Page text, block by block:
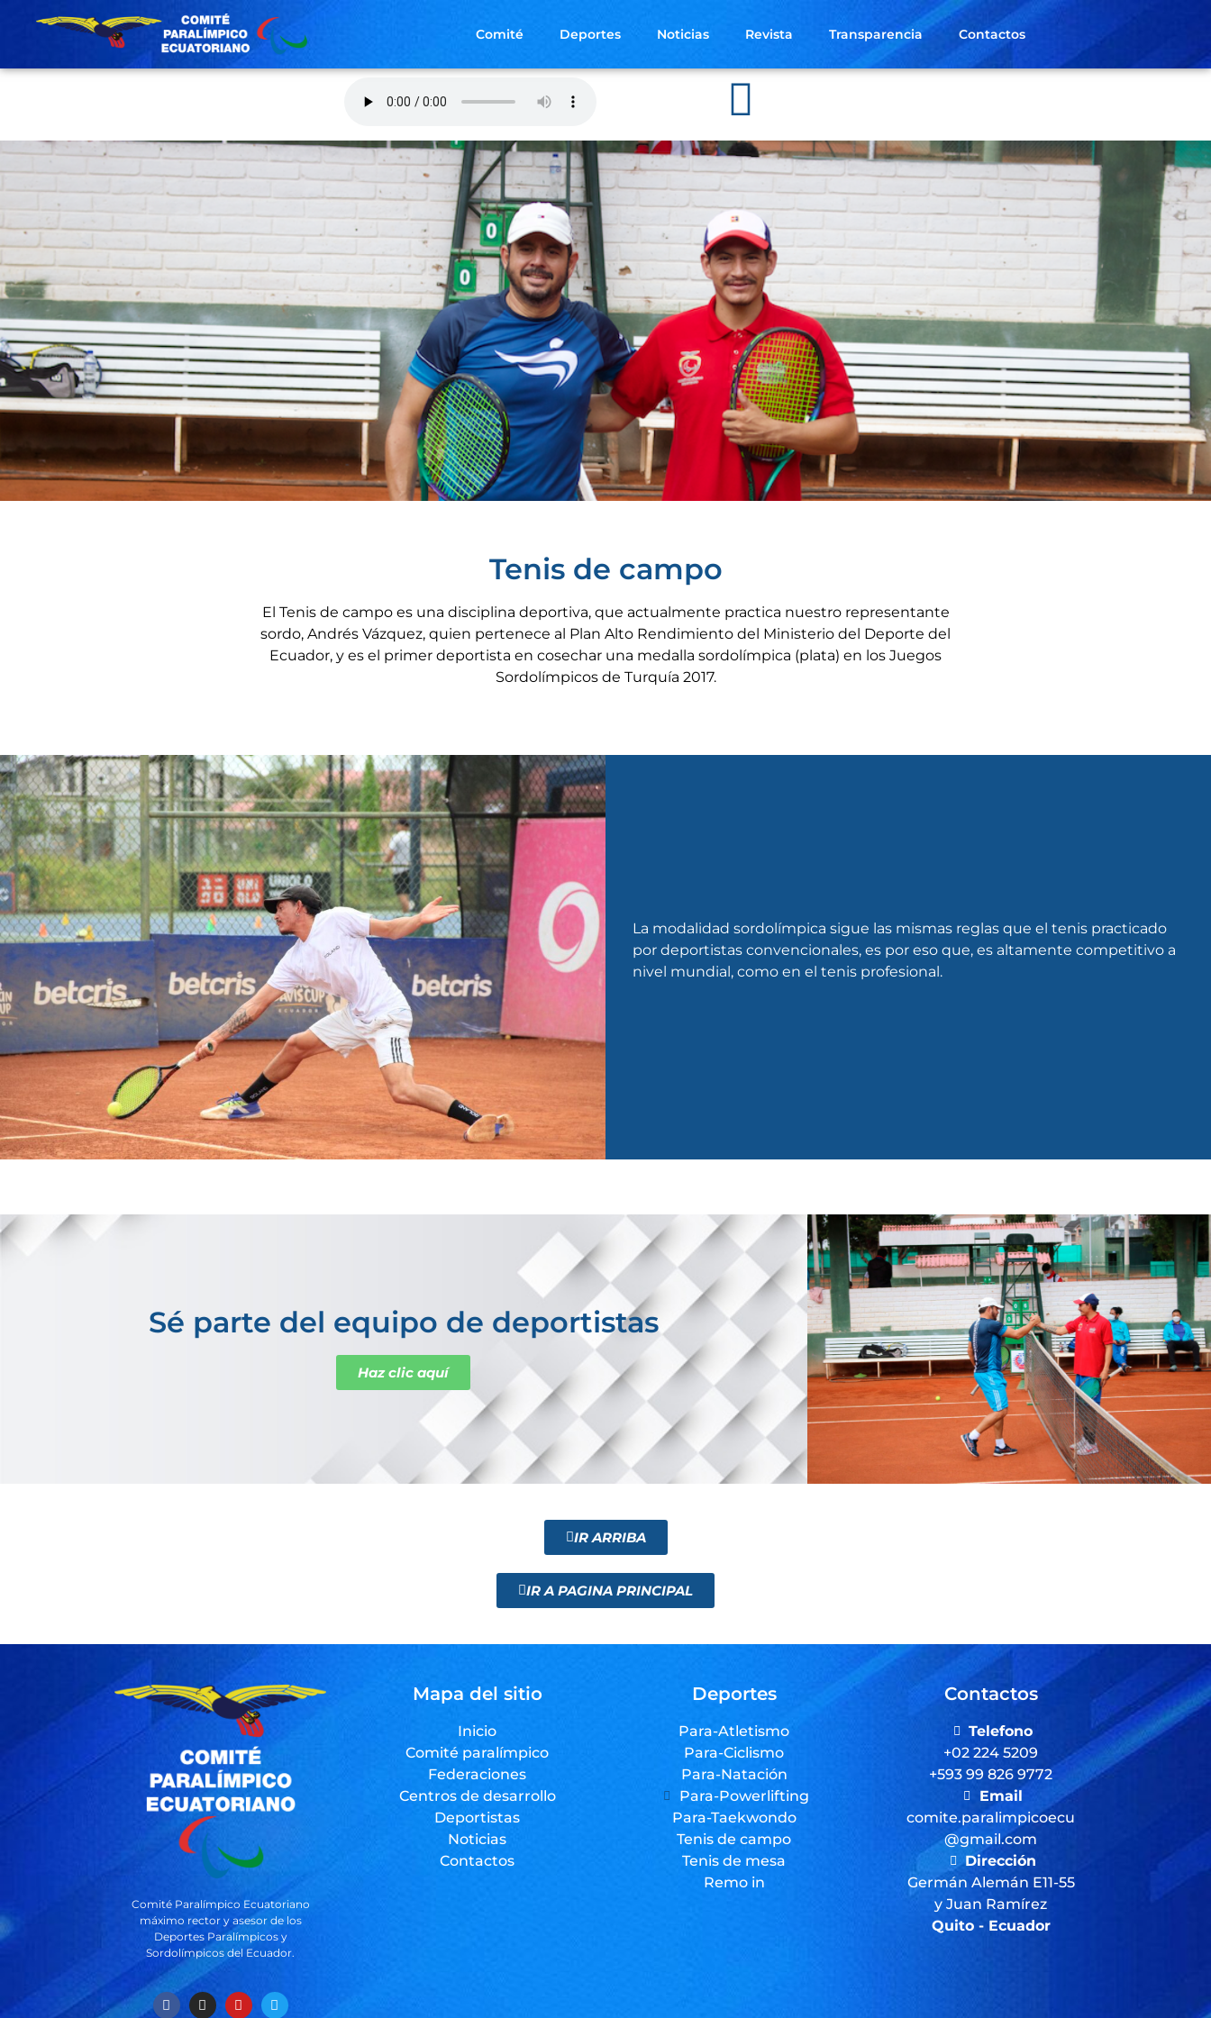
Comité Deportes Noticias Revista Transparencia Contactos
Tenis de campo
El Tenis de campo es una disciplina deportiva, que actualmente practica nuestro representante
sordo, Andrés Vázquez, quien pertenece al Plan Alto Rendimiento del Ministerio del Deporte del
Ecuador, y es el primer deportista en cosechar una medalla sordolímpica (plata) en los Juegos
Sordolímpicos de Turquía 2017.
La modalidad sordolímpica sigue las mismas reglas que el tenis practicado
por deportistas convencionales, es por eso que, es altamente competitivo a
nivel mundial, como en el tenis profesional.
Sé parte del equipo de deportistas
Haz clic aquí
IR ARRIBA
IR A PAGINA PRINCIPAL
Comité Paralímpico Ecuatoriano
máximo rector y asesor de los
Deportes Paralímpicos y
Sordolímpicos del Ecuador.
Mapa del sitio
Inicio
Comité paralímpico
Federaciones
Centros de desarrollo
Deportistas
Noticias
Contactos
Deportes
Para-Atletismo
Para-Ciclismo
Para-Natación
Para-Powerlifting
Para-Taekwondo
Tenis de campo
Tenis de mesa
Remo in
Contactos
Telefono
+02 224 5209
+593 99 826 9772
Email
comite.paralimpicoecu
@gmail.com
Dirección
Germán Alemán E11-55
y Juan Ramírez
Quito - Ecuador